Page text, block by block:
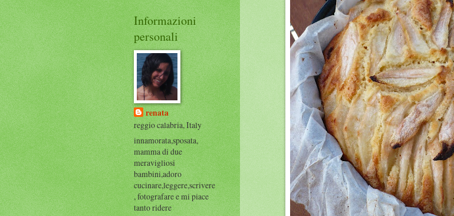
Informazioni
personali
renata
reggio calabria, Italy
innamorata,sposata,
mamma di due
meravigliosi
bambini,adoro
cucinare,leggere,scrivere
, fotografare e mi piace
tanto ridere